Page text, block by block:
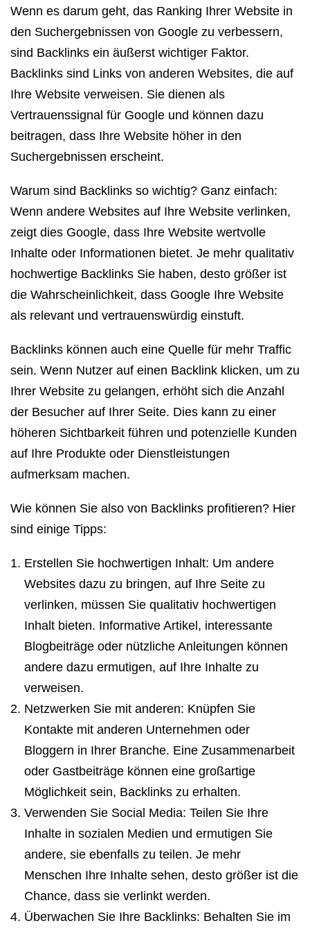
Wenn es darum geht, das Ranking Ihrer Website in
den Suchergebnissen von Google zu verbessern,
sind Backlinks ein äußerst wichtiger Faktor.
Backlinks sind Links von anderen Websites, die auf
Ihre Website verweisen. Sie dienen als
Vertrauenssignal für Google und können dazu
beitragen, dass Ihre Website höher in den
Suchergebnissen erscheint.
Warum sind Backlinks so wichtig? Ganz einfach:
Wenn andere Websites auf Ihre Website verlinken,
zeigt dies Google, dass Ihre Website wertvolle
Inhalte oder Informationen bietet. Je mehr qualitativ
hochwertige Backlinks Sie haben, desto größer ist
die Wahrscheinlichkeit, dass Google Ihre Website
als relevant und vertrauenswürdig einstuft.
Backlinks können auch eine Quelle für mehr Traffic
sein. Wenn Nutzer auf einen Backlink klicken, um zu
Ihrer Website zu gelangen, erhöht sich die Anzahl
der Besucher auf Ihrer Seite. Dies kann zu einer
höheren Sichtbarkeit führen und potenzielle Kunden
auf Ihre Produkte oder Dienstleistungen
aufmerksam machen.
Wie können Sie also von Backlinks profitieren? Hier
sind einige Tipps:
Erstellen Sie hochwertigen Inhalt: Um andere
Websites dazu zu bringen, auf Ihre Seite zu
verlinken, müssen Sie qualitativ hochwertigen
Inhalt bieten. Informative Artikel, interessante
Blogbeiträge oder nützliche Anleitungen können
andere dazu ermutigen, auf Ihre Inhalte zu
verweisen.
Netzwerken Sie mit anderen: Knüpfen Sie
Kontakte mit anderen Unternehmen oder
Bloggern in Ihrer Branche. Eine Zusammenarbeit
oder Gastbeiträge können eine großartige
Möglichkeit sein, Backlinks zu erhalten.
Verwenden Sie Social Media: Teilen Sie Ihre
Inhalte in sozialen Medien und ermutigen Sie
andere, sie ebenfalls zu teilen. Je mehr
Menschen Ihre Inhalte sehen, desto größer ist die
Chance, dass sie verlinkt werden.
Überwachen Sie Ihre Backlinks: Behalten Sie im